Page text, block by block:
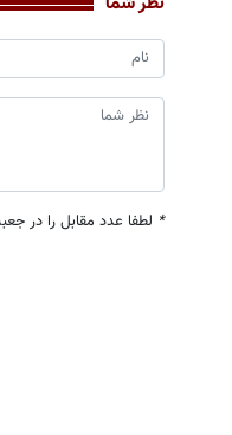
* لطفا عدد مقابل را در